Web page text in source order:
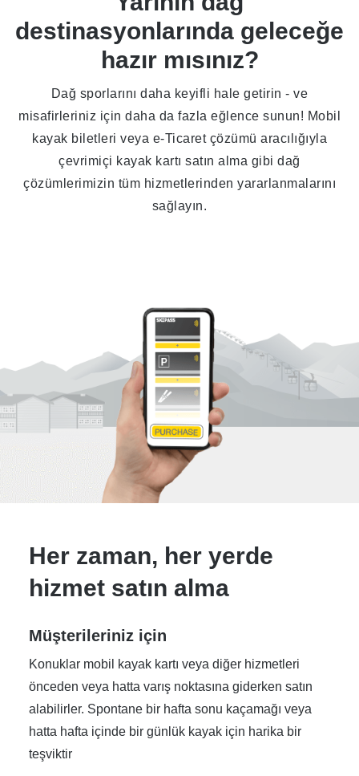
destinasyonlarında geleceğe
hazır mısınız?
Dağ sporlarını daha keyifli hale getirin - ve
misafirleriniz için daha da fazla eğlence sunun! Mobil
kayak biletleri veya e-Ticaret çözümü aracılığıyla
çevrimiçi kayak kartı satın alma gibi dağ
çözümlerimizin tüm hizmetlerinden yararlanmalarını
sağlayın.
Her zaman, her yerde
hizmet satın alma
Müşterileriniz için
Konuklar mobil kayak kartı veya diğer hizmetleri
önceden veya hatta varış noktasına giderken satın
alabilirler. Spontane bir hafta sonu kaçamağı veya
hatta hafta içinde bir günlük kayak için harika bir
teşviktir